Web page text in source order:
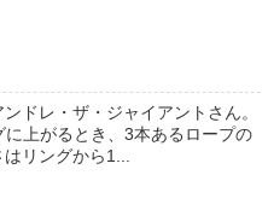
ドレ・ザ・ジャイアントさん。
に上がるとき、3本あるロープの
リングから1...